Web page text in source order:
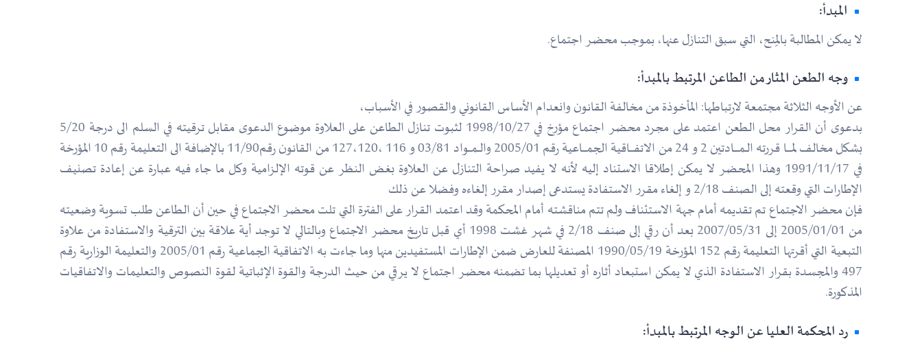
المبدأ:
لا يمكن المطالبة بالمِنح، التي سبق التنازل عنها، بموجب محضر اجتماع.
وجه الطعن المثار من الطاعن المرتبط بالمبدأ:
عن الأوجه الثلاثة مجتمعة لارتباطها: المأخوذة من مخالفة القانون وانعدام الأساس القانوني والقصور في الأسباب،
بدعوى أن القرار محل الطعن اعتمد على مجرد محضر اجتماع مؤرخ في 1998/10/27 لثبوت تنازل الطاعن على العلاوة موضوع الدعوى مقابل ترقيته في السلم الى درجة 5/20
بشكل مخالف لمـــــــا قررته الــمـــــــادتين 2 و 24 من الاتفــــــاقية الجمــــــاعية رقم 2005/01 والـــمــــواد 03/81 و 116 ،127،120 من القانون رقم11/90 بالإضافة الى التعليمة رقم 10 المؤرخة
في 1991/11/17 وهذا المحضر لا يمكن إطلاقا الاستناد إليه لأنه لا يفيد صراحة التنازل عن العلاوة بغض النظر عن قوته الإلزامية وكل ما جاء فيه عبارة عن إعادة تصنيف
الإطارات التي وقعته إلى الصنف 2/18 و إلغاء مقرر الاستفادة يستدعى إصدار مقرر إلغاءه وفضلا عن ذلك
فإن محضر الاجتماع تم تقديمه أمام جهة الاستئناف ولم تتم مناقشته أمام المحكمة وقد اعتمد القرار على الفترة التي تلت محضر الاجتماع في حين أن الطاعن طلب تسوية وضعيته
من 2005/01/01 إلى 2007/05/31 بعد أن رقي إلى صنف 2/18 في شهر غشت 1998 أي قبل تاريخ محضر الاجتماع وبالتالي لا توجد أية علاقة بين الترقية والاستفادة من علاوة
التبعية التي أقرتها التعليمة رقم 152 المؤرخة 1990/05/19 المصنفة للعارض ضمن الإطارات المستفيدين منها وما جاءت به الاتفاقية الجماعية رقم 2005/01 والتعليمة الوزارية رقم
497 والمجسدة بقرار الاستفادة الذي لا يمكن استبعاد أثاره أو تعديلها بما تضمنه محضر اجتماع لا يرقي من حيث الدرجة والقوة الإثباتية لقوة النصوص والتعليمات والاتفاقيات
المذكورة.
رد المحكمة العليا عن الوجه المرتبط بالمبدأ: